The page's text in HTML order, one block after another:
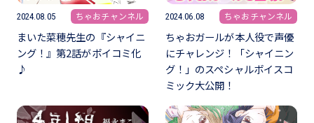
2024.08.05 ちゃおチャンネル
まいた菜穂先生の『シャイニ
ング！』第2話がボイコミ化
♪
2024.06.08 ちゃおチャンネル
ちゃおガールが本人役で声優
にチャレンジ！「シャイニン
グ！」のスペシャルボイスコ
ミック大公開！